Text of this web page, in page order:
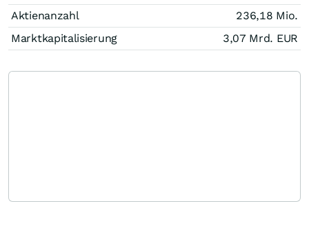
Aktienanzahl
236,18 Mio.
Marktkapitalisierung
3,07 Mrd. EUR